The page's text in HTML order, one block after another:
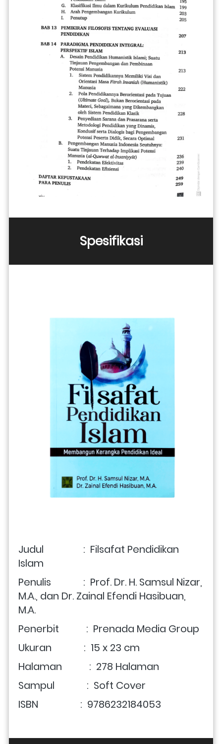
Spesifikasi
Judul                : Filsafat Pendidikan
Islam
Penulis             :  Prof. Dr. H. Samsul Nizar,
M.A., dan Dr. Zainal Efendi Hasibuan,
M.A.
Penerbit           :  Prenada Media Group
Ukuran             :  15 x 23 cm
Halaman           : 278 Halaman
Sampul             :  Soft Cover
ISBN                 : 9786232184053